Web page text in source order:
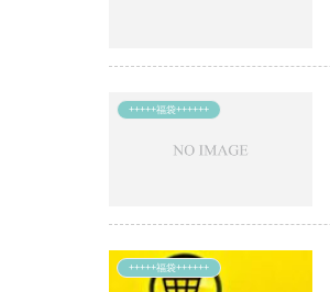
+++++福袋++++++
+++++福袋++++++